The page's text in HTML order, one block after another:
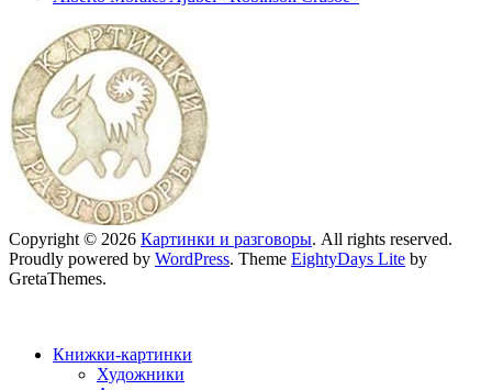
Copyright © 2026 Картинки и разговоры. All rights reserved.
Proudly powered by WordPress. Theme EightyDays Lite by
GretaThemes.
Книжки-картинки
Художники